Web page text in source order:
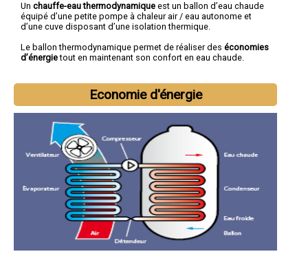
Un chauffe-eau thermodynamique est un ballon d’eau chaude
équipé d’une petite pompe à chaleur air / eau autonome et
d’une cuve disposant d’une isolation thermique.
Le ballon thermodynamique permet de réaliser des économies
d’énergietout en maintenant son confort en eau chaude.
Economie d'énergie